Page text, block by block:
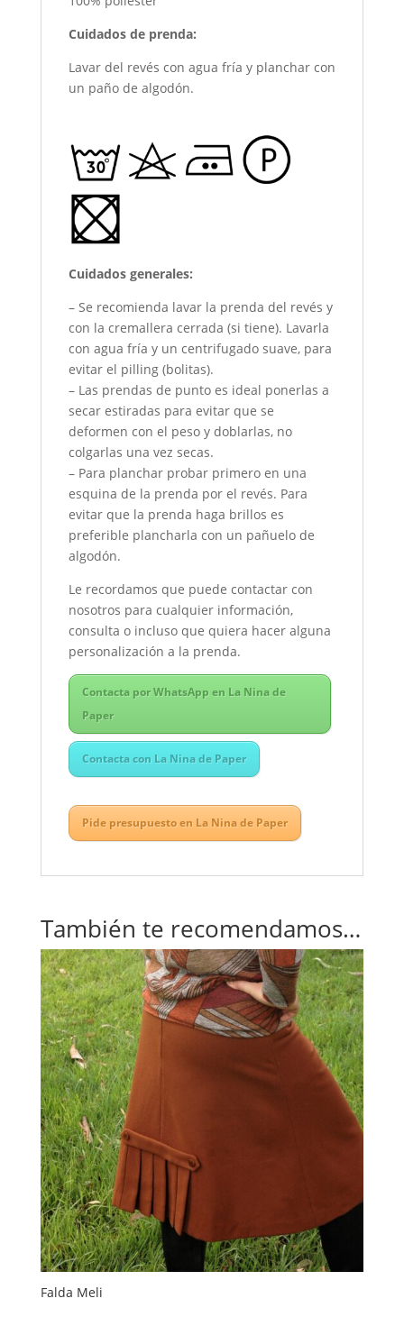
Cuidados de prenda:
Lavar del revés con agua fría y planchar con
un paño de algodón.
Cuidados generales:
– Se recomienda lavar la prenda del revés y
con la cremallera cerrada (si tiene). Lavarla
con agua fría y un centrifugado suave, para
evitar el pilling (bolitas).
– Las prendas de punto es ideal ponerlas a
secar estiradas para evitar que se
deformen con el peso y doblarlas, no
colgarlas una vez secas.
– Para planchar probar primero en una
esquina de la prenda por el revés. Para
evitar que la prenda haga brillos es
preferible plancharla con un pañuelo de
algodón.
Le recordamos que puede contactar con
nosotros para cualquier información,
consulta o incluso que quiera hacer alguna
personalización a la prenda.
Contacta por WhatsApp en La Nina de
Paper
Contacta con La Nina de Paper
Pide presupuesto en La Nina de Paper
También te recomendamos…
Falda Meli